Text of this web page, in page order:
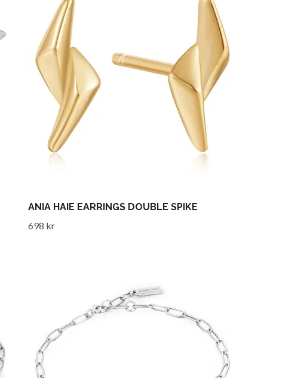
ANIA HAIE EARRINGS DOUBLE SPIKE
698 kr